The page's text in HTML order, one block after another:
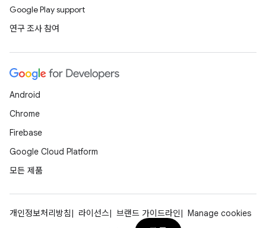
Google Play support
연구 조사 참여
Android
Chrome
Firebase
Google Cloud Platform
모든 제품
개인정보처리방침 라이선스 브랜드 가이드라인
Manage cookies